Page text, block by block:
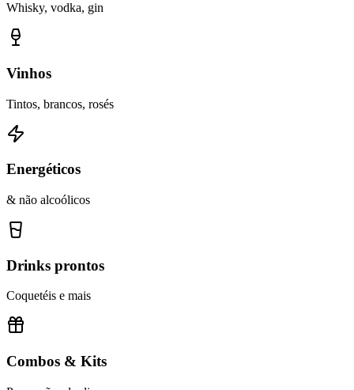
Whisky, vodka, gin
Vinhos
Tintos, brancos, rosés
Energéticos
& não alcoólicos
Drinks prontos
Coquetéis e mais
Combos & Kits